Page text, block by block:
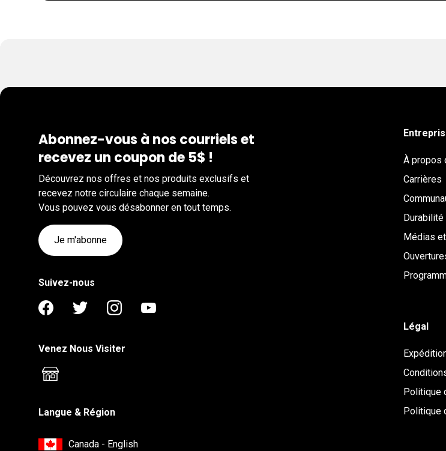
Abonnez-vous à nos courriels et
recevez un coupon de 5$ !
Découvrez nos offres et nos produits exclusifs et
recevez notre circulaire chaque semaine.
Vous pouvez vous désabonner en tout temps.
Je m'abonne
Suivez-nous
Venez Nous Visiter
Langue & Région
Canada - English
À propos
Carrières
Durabilité
Médias
Légal
Politique
Politique